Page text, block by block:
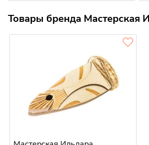
Товары бренда Мастерская